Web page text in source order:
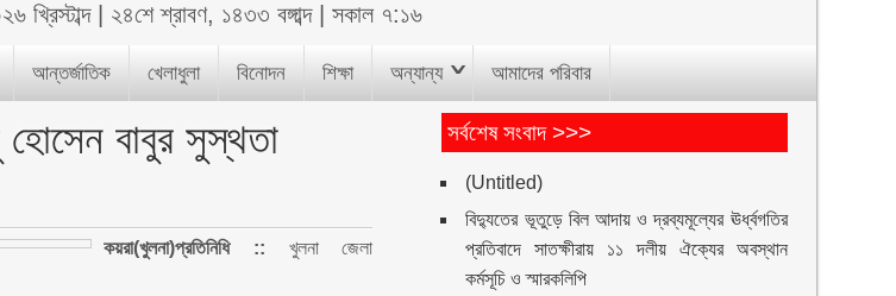
খ্রিস্টাব্দ| ২৪শে শ্রাবণ, ১৪৩৩ বঙ্গাব্দ| সকাল ৭:১৬
আন্তর্জাতিক খেলাধুলা বিনোদন শিক্ষা অন্যান্য আমাদের পরিবার
বাবুর সুস্থতা
কয়রা(খুলনা)প্রতিনিধি :: খুলনা জেলা
সর্বশেষ সংবাদ >>>
(Untitled)
বিদ্যুতের ভূতুড়ে বিল আদায় ও দ্রব্যমূল্যের ঊর্ধ্বগতির
প্রতিবাদে সাতক্ষীরায় ১১ দলীয় ঐক্যের অবস্থান
কর্মসূচি ও স্মারকলিপি